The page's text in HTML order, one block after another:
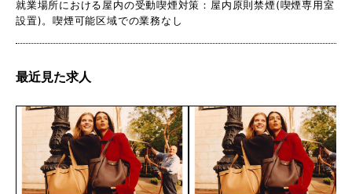
就業場所における屋内の受動喫煙対策：屋内原則禁煙(喫煙専用室
設置)。喫煙可能区域での業務なし
最近見た求人